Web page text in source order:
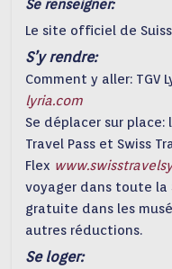
Se renseigner:
Le site officiel de
S’y rendre:
Comment y aller: TGV
lyria.com
Se déplacer sur
Travel Pass et Swiss
Flex
voyager dans toute la
gratuite dans les
autres réductions.
Se loger: